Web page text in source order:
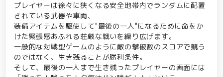
プレイヤーは徐々に狭くなる安全地帯内でランダムに配置
されている武器や車両、
装備アイテムを駆使して"最後の一人"になるために命をか
けた緊張感あふれる荘厳な戦いを繰り広げます。
一般的な対戦型ゲームのように敵の撃破数のスコアで競う
のではなく、生き残ることが勝利条件。
そして、最後の一人まで生き残ったプレイヤーの画面には